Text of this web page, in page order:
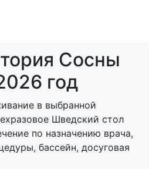
Сосны
год
в выбранной
Шведский стол
по назначению врача,
бассейн, досуговая